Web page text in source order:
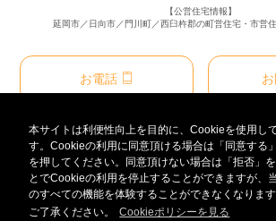
本サイトは利便性向上を目的に、Cookieを使用し
す。Cookieの利用に同意頂ける場合は「同意する
を押してください。同意頂けない場合は「拒否」
とでCookieの利用を停止することができますが、
のすべての機能を体験することができなくなりま
ご了承ください。
Cookieポリシーを見る
【公営住宅情報】
延岡市／日向市／門川町／西臼杵郡の町営住宅・市営
お電話